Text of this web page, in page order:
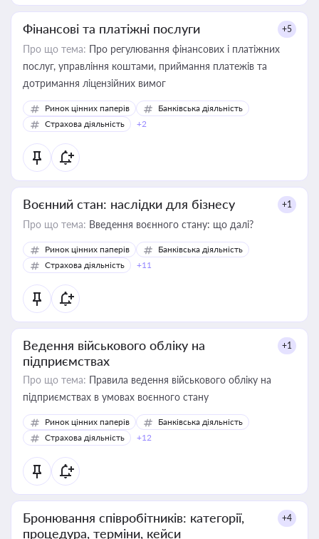
Фінансові та платіжні послуги +5
Про що тема: Про регулювання фінансових і платіжних
послуг, управління коштами, приймання платежів та
дотримання ліцензійних вимог
Ринок цінних паперів
Банківська діяльність
Страхова діяльність
+2
Воєнний стан: наслідки для бізнесу +1
Про що тема: Введення воєнного стану: що далі?
Ринок цінних паперів
Банківська діяльність
Страхова діяльність
+11
Ведення військового обліку на
підприємствах
+1
Про що тема: Правила ведення військового обліку на
підприємствах в умовах воєнного стану
Ринок цінних паперів
Банківська діяльність
Страхова діяльність
+12
Бронювання співробітників: категорії,
процедура, терміни, кейси
+4